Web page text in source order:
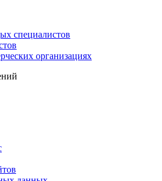
специалистов
организациях